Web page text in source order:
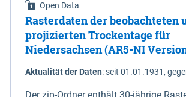
Open Data
Rasterdaten der beobachteten
projizierten Trockentage für
Niedersachsen (AR5-NI
Aktualität der Daten:seit 01.01.1931,